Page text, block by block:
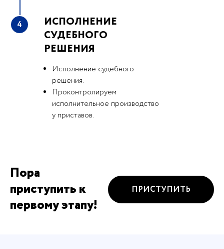
4
ИСПОЛНЕНИЕ
СУДЕБНОГО
РЕШЕНИЯ
Исполнение судебного
решения.
Проконтролируем
исполнительное производство
у приставов.
Пора
приступить к
первому этапу!
ПРИСТУПИТЬ